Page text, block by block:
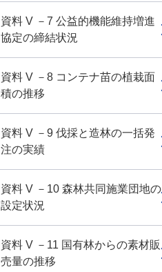
資料 V －7 公益的機能維持増進
協定の締結状況
資料 V －8 コンテナ苗の植栽面
積の推移
資料 V －9 伐採と造林の一括発
注の実績
資料 V －10 森林共同施業団地の
設定状況
資料 V －11 国有林からの素材販
売量の推移